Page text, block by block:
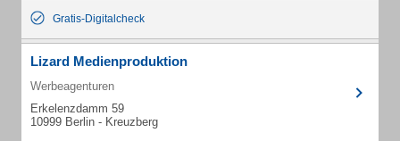
Gratis-Digitalcheck
Lizard Medienproduktion
Werbeagenturen
Erkelenzdamm 59
10999 Berlin - Kreuzberg